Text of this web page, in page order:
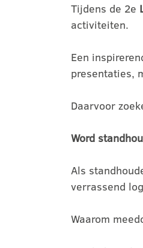
Tijdens de 2e
activiteiten.
Een
presentaties,
Daarvoor
Word
Als
verrassend
Waarom